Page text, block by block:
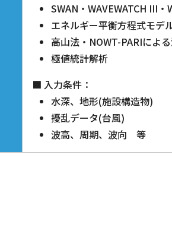
SWAN・WAVEWATCH III
エネルギー平衡方程式モデ
高山法・NOWT-PARIによ
極値統計解析
■ 入力条件：
水深、地形(施設構造物)
擾乱データ(台風)
波高、周期、波向 等